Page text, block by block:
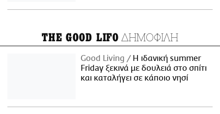
THE GOOD LIFO ΔΗΜΟΦΙΛΗ
Good Living
Η ιδανική summer
Friday ξεκινά με δουλειά στο σπίτι
και καταλήγει σε κάποιο νησί